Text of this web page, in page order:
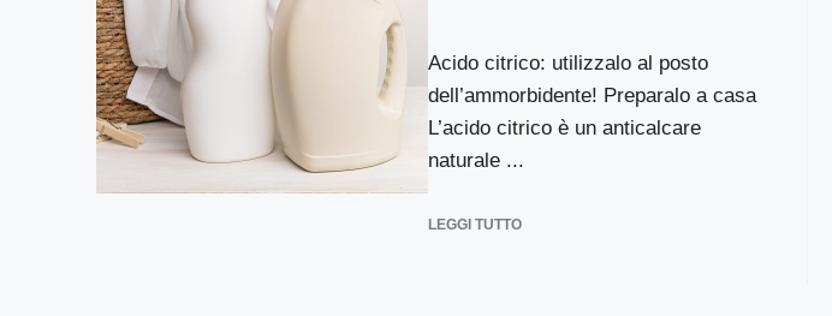
Acido citrico: utilizzalo al posto
dell’ammorbidente! Preparalo a casa
L’acido citrico è un anticalcare
naturale ...
LEGGI TUTTO